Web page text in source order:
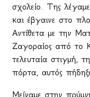
σχολείο. Της
και έβγαινε στο
Αντίθετα με την
Ζαγοραίος από το
τελευταία στιγμή,
πόρτα, αυτός
Μείναμε στην